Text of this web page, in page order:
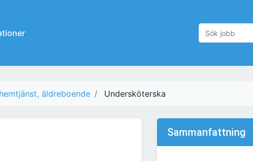
äldreboende Undersköterska
Sammanfattning